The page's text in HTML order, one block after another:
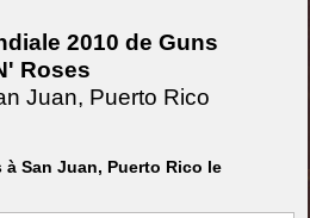
2010 de Guns
Roses
Juan, Puerto Rico
San Juan, Puerto Rico le